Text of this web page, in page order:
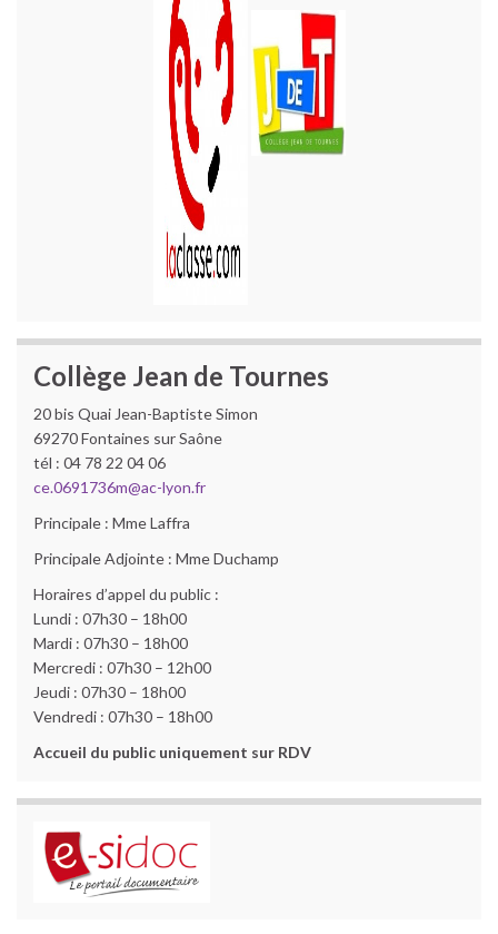
Collège Jean de Tournes
20 bis Quai Jean-Baptiste Simon
69270 Fontaines sur Saône
tél : 04 78 22 04 06
ce.0691736m@ac-lyon.fr
Principale : Mme Laffra
Principale Adjointe : Mme Duchamp
Horaires d’appel du public :
Lundi : 07h30 – 18h00
Mardi : 07h30 – 18h00
Mercredi : 07h30 – 12h00
Jeudi : 07h30 – 18h00
Vendredi : 07h30 – 18h00
Accueil du public uniquement sur RDV